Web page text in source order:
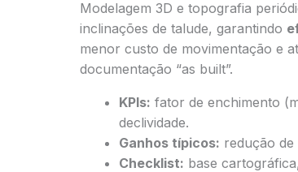
Modelagem 3D e topografia
inclinações de talude, garantindo
menor custo de movimentação e
documentação “as built”.
KPIs: fator de enchimento
declividade.
Ganhos típicos: redução
Checklist: base